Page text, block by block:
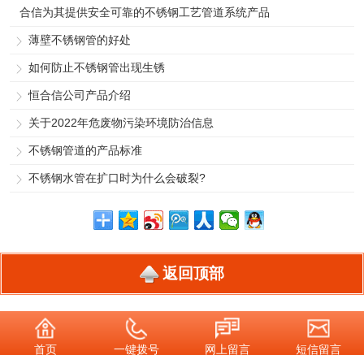
合信为其提供安全可靠的不锈钢工艺管道系统产品
薄壁不锈钢管的好处
如何防止不锈钢管出现生锈
恒合信公司产品介绍
关于2022年危废物污染环境防治信息
不锈钢管道的产品标准
不锈钢水管在扩口时为什么会破裂?
首页 一键拨号 网上留言 短信留言
返回顶部